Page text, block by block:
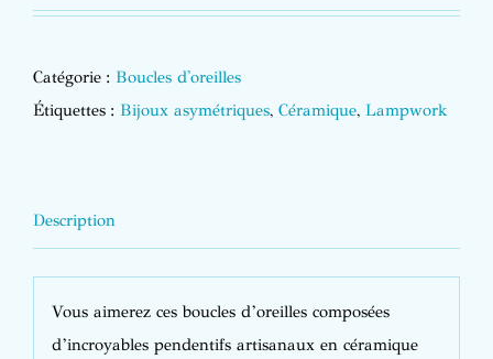
Catégorie : Boucles d'oreilles
Étiquettes : Bijoux asymétriques, Céramique, Lampwork
Description
Vous aimerez ces boucles d’oreilles composées
d’incroyablespendentifs artisanaux en céramique